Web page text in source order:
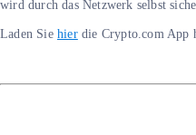
wird durch das Netzwerk selbst
Laden Siehierdie Crypto.com App